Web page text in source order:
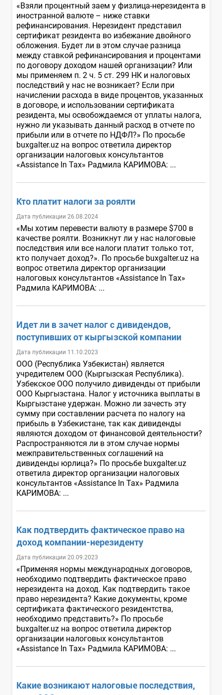
«Взяли процентный заем у физлица-нерезидента в
иностранной валюте – ниже ставки
рефинансирования. Нерезидент представил
сертификат резидента во избежание двойного
обложения. Будет ли в этом случае разница
между ставкой рефинансирования и процентами
по договору доходом нашей организации? Или
мы применяем п. 2 ч. 5 ст. 299 НК и налоговых
последствий у нас не возникает? Если при
начислении расхода в виде процентов, указанных
в договоре, и использовании сертификата
резидента, мы освобождаемся от уплаты налога,
нужно ли указывать данный расход в отчете по
прибыли или в отчете по НДФЛ?» По просьбе
buxgalter.uz на вопрос ответила директор
организации налоговых консультантов
«Assistance In Tax» Радмила КАРИМОВА: ...
Кто платит налоги за роялти
Дата публикации 26.08.2024
«Мы хотим перевести валюту в размере $700 в
качестве роялти. Возникнут ли у нас налоговые
последствия или все налоги платит только тот,
кто получает доход?». По просьбе buxgalter.uz на
вопрос ответила директор организации
налоговых консультантов «Assistance In Tax»
Радмила КАРИМОВА: ...
Идет ли в зачет налог с дивидендов,
поступивших от кыргызской компании
Дата публикации 11.10.2023
ООО (Республика Узбекистан) является
учредителем ООО (Кыргызская Республика).
Узбекское ООО получило дивиденды от прибыли
ООО Кыргызстана. Налог у источника выплаты в
Кыргызстане удержан. Можно ли зачесть эту
сумму при составлении расчета по налогу на
прибыль в Узбекистане, так как дивиденды
являются доходом от финансовой деятельности?
Распространяются ли в этом случае нормы
межправительственных соглашений на
дивиденды юрлица?» По просьбе buxgalter.uz
ответила директор организации налоговых
консультантов «Assistance In Tax» Радмила
КАРИМОВА: ...
Как подтвердить фактическое право на
доход компании-нерезиденту
Дата публикации 20.09.2023
«Применяя нормы международных договоров,
необходимо подтвердить фактическое право
нерезидента на доход. Как подтвердить такое
право нерезидента? Какие документы, кроме
сертификата фактического резидентства,
необходимо представить?» По просьбе
buxgalter.uz на вопрос ответила директор
организации налоговых консультантов
«Assistance In Tax» Радмила КАРИМОВА: ...
Какие возникают налоговые последствия,